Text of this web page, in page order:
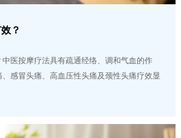
？
医按摩疗法具有疏通经络、调和气血的作
感冒头痛、高血压性头痛及颈性头痛疗效显